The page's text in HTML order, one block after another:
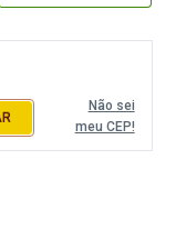
Não sei
meu CEP!